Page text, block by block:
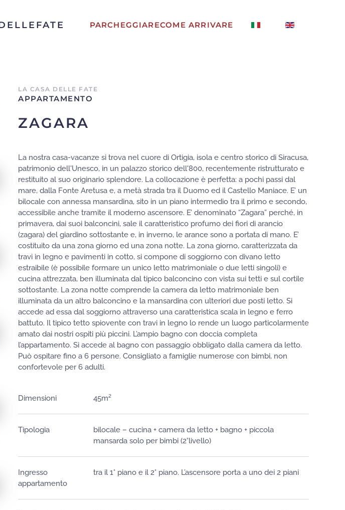
PARCHEGGIARECOME ARRIVARE
LA CASA DELLE FATE
APPARTAMENTO
ZAGARA
La nostra casa-vacanze si trova nel cuore di Ortigia, isola e centro storico di Siracusa,
patrimonio dell'Unesco, in un palazzo storico dell'800, recentemente ristrutturato e
restituito al suo originario splendore. La collocazione è perfetta: a pochi passi dal
mare, dalla Fonte Aretusa e, a metà strada tra il Duomo ed il Castello Maniace. E’ un
bilocale con annessa mansardina, sito in un piano intermedio tra il primo e secondo,
accessibile anche tramite il moderno ascensore. E’ denominato “Zagara” perché, in
primavera, dai suoi balconcini, sale il caratteristico profumo dei fiori di arancio
(zagara) del giardino sottostante e, in inverno, le arance sono a portata di mano. E’
costituito da una zona giorno ed una zona notte. La zona giorno, caratterizzata da
travi in legno e pavimenti in cotto, si compone di soggiorno con divano letto
estraibile (è possibile formare un unico letto matrimoniale o due letti singoli) e
cucina attrezzata, ben illuminata dal tipico balconcino con vista sui tetti e sul cortile
sottostante. La zona notte comprende la camera da letto matrimoniale ben
illuminata da un altro balconcino e la mansardina con ulteriori due posti letto. Si
accede ad essa dal soggiorno attraverso una caratteristica scala in legno e ferro
battuto. Il tipico tetto spiovente con travi in legno lo rende un luogo particolarmente
amato dai nostri ospiti più piccini. L’ampio bagno con doccia completa
l’appartamento. Si accede al bagno con passaggio obbligato dalla camera da letto.
Può ospitare fino a 6 persone. Consigliato a famiglie numerose con bimbi, non
confortevole per 6 adulti.
Dimensioni 45m²
Tipologia
bilocale – cucina + camera da letto + bagno + piccola
mansarda solo per bimbi (2°livello)
Ingresso
appartamento
tra il 1° piano e il 2° piano. L’ascensore porta a uno dei 2 piani